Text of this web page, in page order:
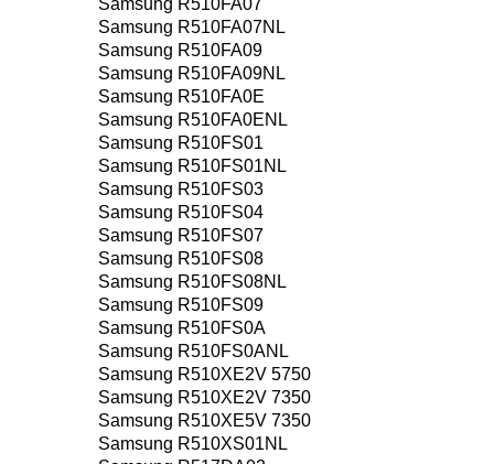
Samsung R510FA07
Samsung R510FA07NL
Samsung R510FA09
Samsung R510FA09NL
Samsung R510FA0E
Samsung R510FA0ENL
Samsung R510FS01
Samsung R510FS01NL
Samsung R510FS03
Samsung R510FS04
Samsung R510FS07
Samsung R510FS08
Samsung R510FS08NL
Samsung R510FS09
Samsung R510FS0A
Samsung R510FS0ANL
Samsung R510XE2V 5750
Samsung R510XE2V 7350
Samsung R510XE5V 7350
Samsung R510XS01NL